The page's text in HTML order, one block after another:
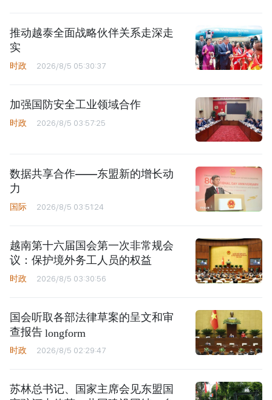
推动越泰全面战略伙伴关系走深走
实
时政 2026/8/5 05:30:37
加强国防安全工业领域合作
时政 2026/8/5 03:57:25
数据共享合作——东盟新的增长动
力
国际 2026/8/5 03:51:24
越南第十六届国会第一次非常规会
议：保护境外务工人员的权益
时政 2026/8/5 03:30:56
国会听取各部法律草案的呈文和审
查报告 longform
时政 2026/8/5 02:29:47
苏林总书记、国家主席会见东盟国